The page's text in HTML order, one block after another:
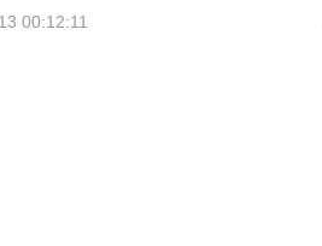
00:12:11